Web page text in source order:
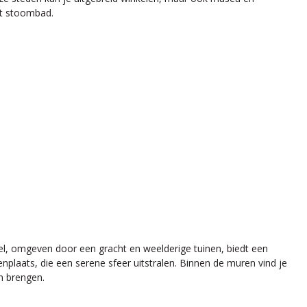
stoombad.
omgeven door een gracht en weelderige tuinen, biedt een
die een serene sfeer uitstralen. Binnen de muren vind je
brengen.